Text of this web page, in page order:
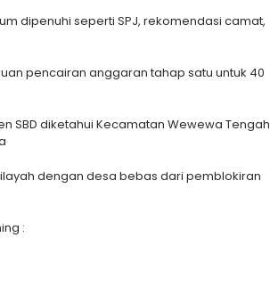
dipenuhi seperti SPJ, rekomendasi camat,
pencairan anggaran tahap satu untuk 40
SBD diketahui Kecamatan Wewewa Tengah
dengan desa bebas dari pemblokiran
: